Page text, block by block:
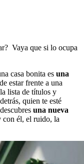
Vaya que si lo ocupa
casa bonita es una
estar frente a una
lista de títulos y
quien te esté
una nueva
con él, el ruido, la